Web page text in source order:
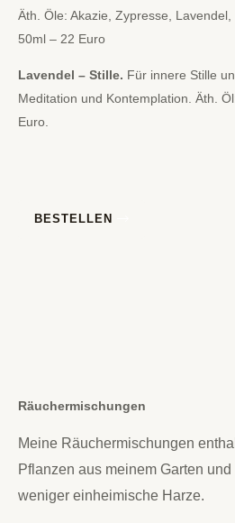
Äth. Öle: Akazie, Zypresse,
50ml – 22 Euro
Lavendel – Stille. Für innere Stille
Meditation und Kontemplation. Äth.
Euro.
BESTELLEN
Räuchermischungen
Meine Räuchermischungen
Pflanzen aus meinem Garten und
weniger einheimische Harze.